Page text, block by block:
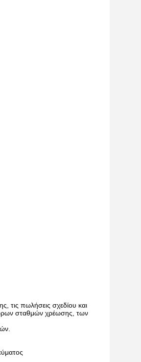
τις πωλήσεις σχεδίου και
σταθμών χρέωσης, των